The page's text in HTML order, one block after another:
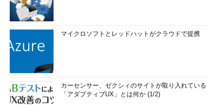
マイクロソフトとレッドハットがクラウドで提携
カーセンサー、ゼクシィのサイトが取り入れている
「アダプティブUX」とは何か (1/2)